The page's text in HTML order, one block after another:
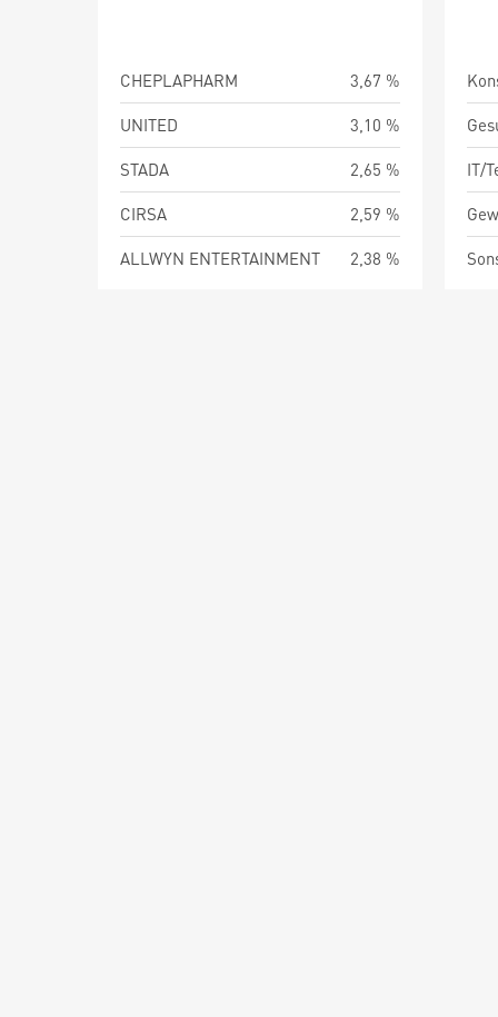
CHEPLAPHARM
3,67 %
UNITED
3,10 %
STADA
2,65 %
CIRSA
2,59 %
ALLWYN ENTERTAINMENT
2,38 %
IT/